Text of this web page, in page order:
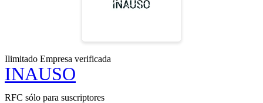
Ilimitado Empresa verificada
INAUSO
RFC sólo para suscriptores